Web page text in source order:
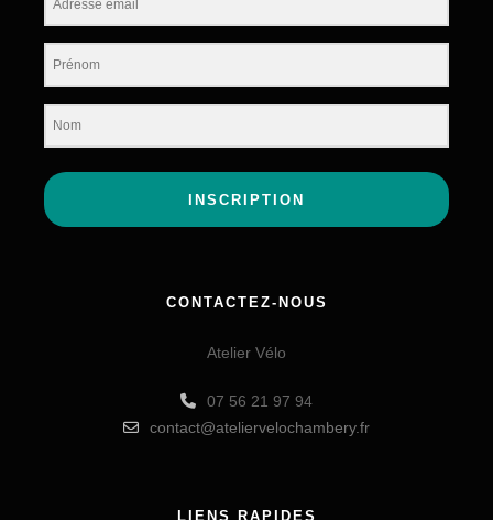
INSCRIPTION
CONTACTEZ-NOUS
Atelier Vélo
07 56 21 97 94
contact@ateliervelochambery.fr
LIENS RAPIDES